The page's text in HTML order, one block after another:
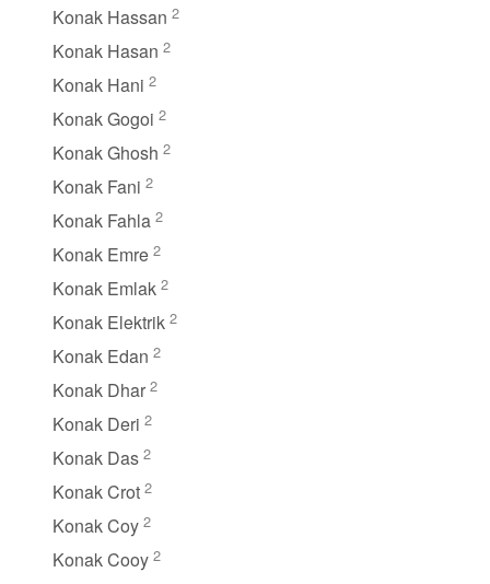
Konak Hassan 2
Konak Hasan 2
Konak Hani 2
Konak Gogoi 2
Konak Ghosh 2
Konak Fani 2
Konak Fahla 2
Konak Emre 2
Konak Emlak 2
Konak Elektrik 2
Konak Edan 2
Konak Dhar 2
Konak Deri 2
Konak Das 2
Konak Crot 2
Konak Coy 2
Konak Cooy 2